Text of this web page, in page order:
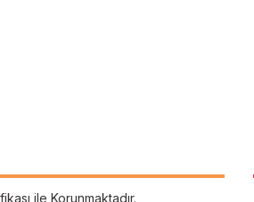
ile Korunmaktadır.